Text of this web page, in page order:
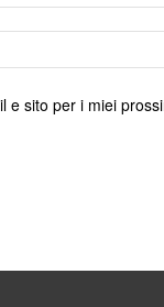
e sito per i miei